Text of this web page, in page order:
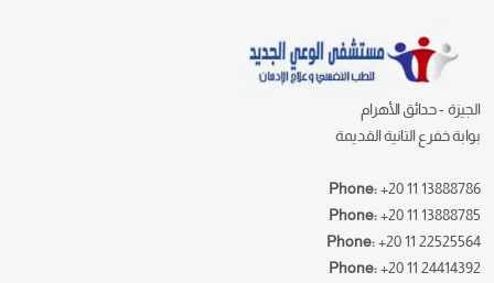
الجيزة - حدائق الأهرام
بوابة خفرع التانية القديمة
Phone:+20 11 13888786
Phone:+20 11 13888785
Phone:+20 11 22525564
Phone:+20 11 24414392